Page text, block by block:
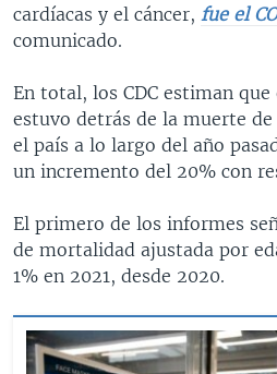
cardíacas y el cáncer, fue el
comunicado.
En total, los CDC estiman
estuvo detrás de la muerte de
el país a lo largo del año
un incremento del 20% con
El primero de los informes
de mortalidad ajustada por
1% en 2021, desde 2020.